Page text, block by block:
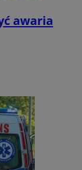
awaria